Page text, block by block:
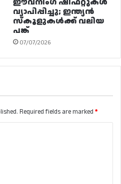
വ്യാപിപ്പിച്ചു; ഇന്ത്യൻ
സ്കൂളുകൾക്ക് വലിയ
പങ്ക്
07/07/2026
Required fields are marked *